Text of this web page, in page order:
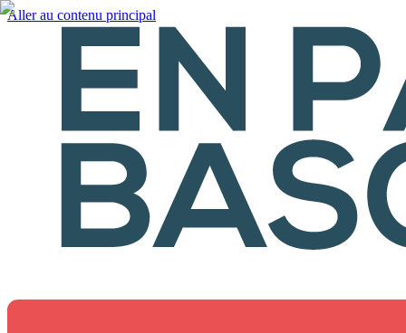
Aller au contenu principal